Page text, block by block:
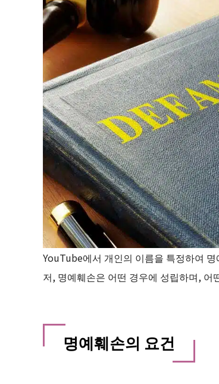
YouTube에서 개인의 이름을 특정하여
저, 명예훼손은 어떤 경우에 성립하며,
명예훼손의 요건